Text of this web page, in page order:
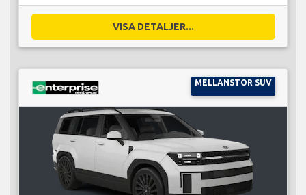
VISA DETALJER...
MELLANSTOR SUV